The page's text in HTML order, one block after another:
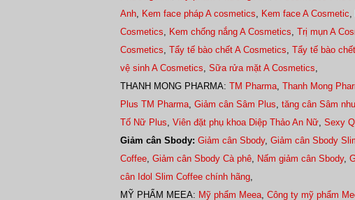
Anh
Kem face pháp A cosmetics Kem face A Cosmetic
Cosmetics
Kem chống nắng A Cosmetics Trị mụn A
Cosmetics Tẩy tế bào chết A Cosmetics Tẩy tế bào
vệ sinh A Cosmetics Sữa rửa mặt A Cosmetics
THANH MONG PHARMA: TM Pharma Thanh Mong
Plus TM Pharma Giảm cân Sâm Plus tăng cân Sâm
Tố Nữ Plus Viên đặt phụ khoa Diệp Thảo An Nữ Sexy
Giảm cân Sbody: Giảm cân Sbody, Giảm cân Sbody
Coffee Giảm cân Sbody Cà phê Nấm giảm cân Sbody,
cân Idol Slim Coffee chính hãng
MỸ PHẨM MEEA: Mỹ phẩm Meea Công ty mỹ phẩm